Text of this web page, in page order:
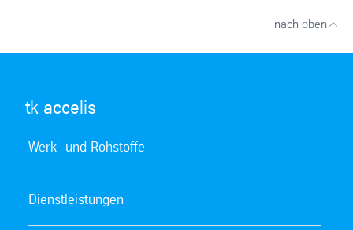
nach oben
tk accelis
Werk- und Rohstoffe
Dienstleistungen